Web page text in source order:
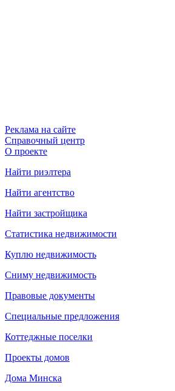
Реклама на сайте
Справочный центр
О проекте
Найти риэлтера
Найти агентство
Найти застройщика
Статистика недвижимости
Куплю недвижимость
Сниму недвижимость
Правовые документы
Специальные предложения
Коттеджные поселки
Проекты домов
Дома Минска